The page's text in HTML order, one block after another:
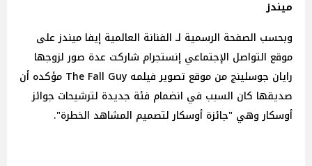
ميندز
وبحسب الصفحة الرسمية لـ الفنانة العالمية إيفا ميندز على
موقع التواصل الإجتماعي إنستجرام شاركت عدة صور لزوجها
رايان جوسلينج من موقع تصوير فيلمه The Fall Guy مؤكده أن
صديقها كان السبب في انضمام فئة جديدة لترشيحات جوائز
أوسكار وهي "جائزة أوسكار لتصميم المشاهد الخطرة".